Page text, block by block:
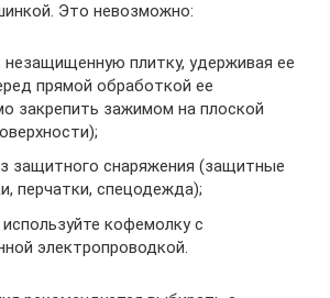
Это невозможно:
незащищенную плитку, удерживая ее
прямой обработкой ее
закрепить зажимом на плоской
защитного снаряжения (защитные
перчатки, спецодежда);
кофемолку с
электропроводкой.